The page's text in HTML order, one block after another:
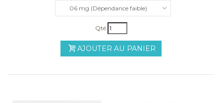
06 mg (Dépendance faible)
Qté
AJOUTER AU PANIER